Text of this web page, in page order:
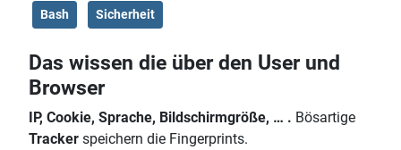
Bash Sicherheit
Das wissen die über den User und
Browser
IP, Cookie, Sprache, Bildschirmgröße, … . Bösartige
Tracker speichern die Fingerprints.